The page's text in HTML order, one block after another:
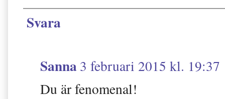
Svara
Sanna3 februari 2015 kl. 19:37
Du är fenomenal!